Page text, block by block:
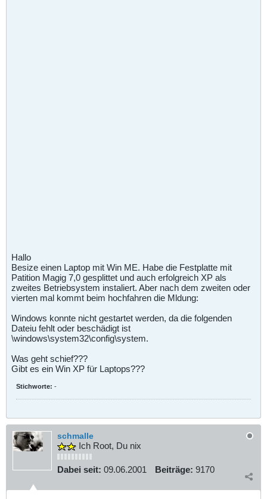
Hallo
Besize einen Laptop mit Win ME. Habe die Festplatte mit
Patition Magig 7,0 gesplittet und auch erfolgreich XP als
zweites Betriebsystem instaliert. Aber nach dem zweiten oder
vierten mal kommt beim hochfahren die Mldung:
Windows konnte nicht gestartet werden, da die folgenden
Dateiu fehlt oder beschädigt ist
\windows\system32\config\system.
Was geht schief???
Gibt es ein Win XP für Laptops???
Stichworte: -
schmalle
Ich Root, Du nix
Dabei seit: 09.06.2001 Beiträge: 9170